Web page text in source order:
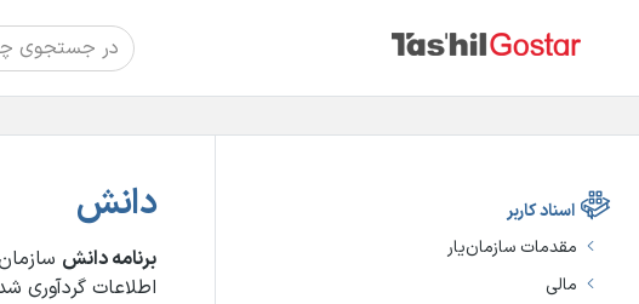
اسناد کاربر
مقدمات سازمان‌یار
مالی
دانش
برنامه دانش
اطلاعات گردآوری